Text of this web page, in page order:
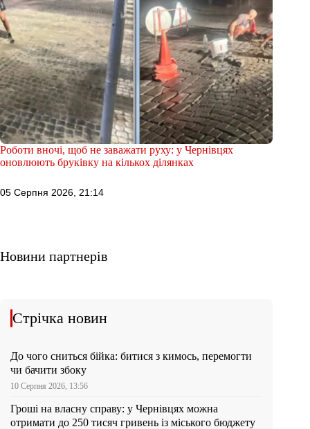
Роботи вночі, щоб не заважати руху: у Чернівцях
оновлюють бруківку на кількох ділянках
05 Серпня 2026, 21:14
Новини партнерів
Стрічка новин
До чого сниться бійка: битися з кимось, перемогти
чи бачити збоку
10 Серпня 2026, 13:56
Гроші на власну справу: у Чернівцях можна
отримати до 250 тисяч гривень із міського бюджету